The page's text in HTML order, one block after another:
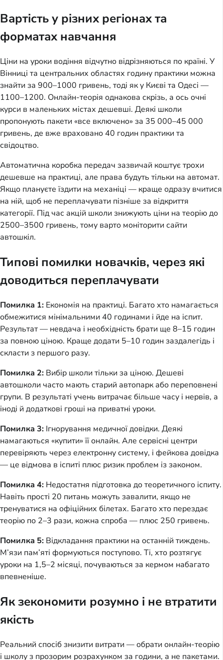
Вартість у різних регіонах та
форматах навчання
Ціни на уроки водіння відчутно відрізняються по країні. У
Вінниці та центральних областях годину практики можна
знайти за 900–1000 гривень, тоді як у Києві та Одесі —
1100–1200. Онлайн-теорія однакова скрізь, а ось очні
курси в маленьких містах дешевші. Деякі школи
пропонують пакети «все включено» за 35 000–45 000
гривень, де вже враховано 40 годин практики та
свідоцтво.
Автоматична коробка передач зазвичай коштує трохи
дешевше на практиці, але права будуть тільки на автомат.
Якщо плануєте їздити на механіці — краще одразу вчитися
на ній, щоб не переплачувати пізніше за відкриття
категорії. Під час акцій школи знижують ціни на теорію до
2500–3500 гривень, тому варто моніторити сайти
автошкіл.
Типові помилки новачків, через які
доводиться переплачувати
Помилка 1: Економія на практиці. Багато хто намагається
обмежитися мінімальними 40 годинами і йде на іспит.
Результат — невдача і необхідність брати ще 8–15 годин
за повною ціною. Краще додати 5–10 годин заздалегідь і
скласти з першого разу.
Помилка 2: Вибір школи тільки за ціною. Дешеві
автошколи часто мають старий автопарк або переповнені
групи. В результаті учень витрачає більше часу і нервів, а
іноді й додаткові гроші на приватні уроки.
Помилка 3: Ігнорування медичної довідки. Деякі
намагаються «купити» її онлайн. Але сервісні центри
перевіряють через електронну систему, і фейкова довідка
— це відмова в іспиті плюс ризик проблем із законом.
Помилка 4: Недостатня підготовка до теоретичного іспиту.
Навіть прості 20 питань можуть завалити, якщо не
тренуватися на офіційних білетах. Багато хто перездає
теорію по 2–3 рази, кожна спроба — плюс 250 гривень.
Помилка 5: Відкладання практики на останній тиждень.
М’язи пам’яті формуються поступово. Ті, хто розтягує
уроки на 1,5–2 місяці, почуваються за кермом набагато
впевненіше.
Як зекономити розумно і не втратити
якість
Реальний спосіб знизити витрати — обрати онлайн-теорію
і школу з прозорим розрахунком за години, а не пакетами.